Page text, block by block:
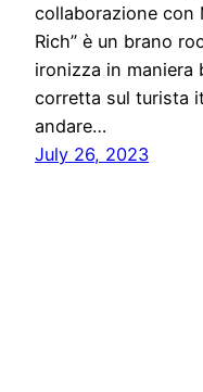
collaborazione con
Rich” è un brano
ironizza in maniera
corretta sul turista
andare…
July 26, 2023